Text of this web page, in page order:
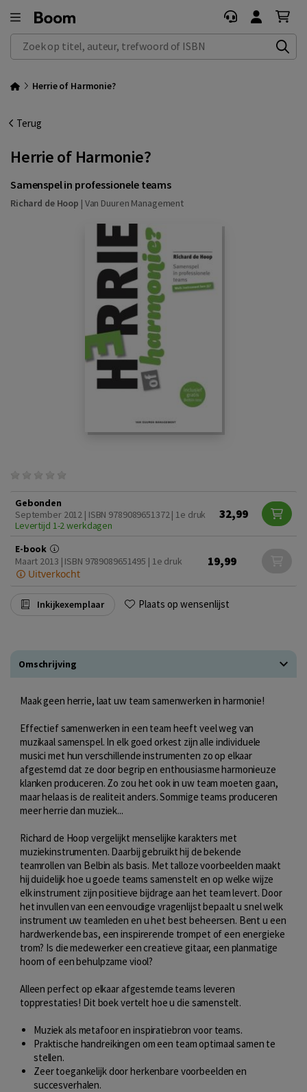
Zoek op titel, auteur, trefwoord of ISBN
Herrie of Harmonie?
Terug
Herrie of Harmonie?
Samenspel in professionele teams
Richard de Hoop | Van Duuren Management
Gebonden
September 2012 | ISBN 9789089651372 | 1e druk
Levertijd 1-2 werkdagen
32,99
E-book
Maart 2013 | ISBN 9789089651495 | 1e druk
Uitverkocht
19,99
Inkijkexemplaar Plaats op wensenlijst
Omschrijving
Maak geen herrie, laat uw team samenwerken in harmonie!
Effectief samenwerken in een team heeft veel weg van
muzikaal samenspel. In elk goed orkest zijn alle individuele
musici met hun verschillende instrumenten zo op elkaar
afgestemd dat ze door begrip en enthousiasme harmonieuze
klanken produceren. Zo zou het ook in uw team moeten gaan,
maar helaas is de realiteit anders. Sommige teams produceren
meer herrie dan muziek...
Richard de Hoop vergelijkt menselijke karakters met
muziekinstrumenten. Daarbij gebruikt hij de bekende
teamrollen van Belbin als basis. Met talloze voorbeelden maakt
hij duidelijk hoe u goede teams samenstelt en op welke wijze
elk instrument zijn positieve bijdrage aan het team levert. Door
het invullen van een eenvoudige vragenlijst bepaalt u snel welk
instrument uw teamleden en u het best beheersen. Bent u een
hardwerkende bas, een inspirerende trompet of een energieke
trom? Is die medewerker een creatieve gitaar, een planmatige
hoorn of een behulpzame viool?
Alleen perfect op elkaar afgestemde teams leveren
topprestaties! Dit boek vertelt hoe u die samenstelt.
Muziek als metafoor en inspiratiebron voor teams.
Praktische handreikingen om een team optimaal samen te
stellen.
Zeer toegankelijk door herkenbare voorbeelden en
succesverhalen.